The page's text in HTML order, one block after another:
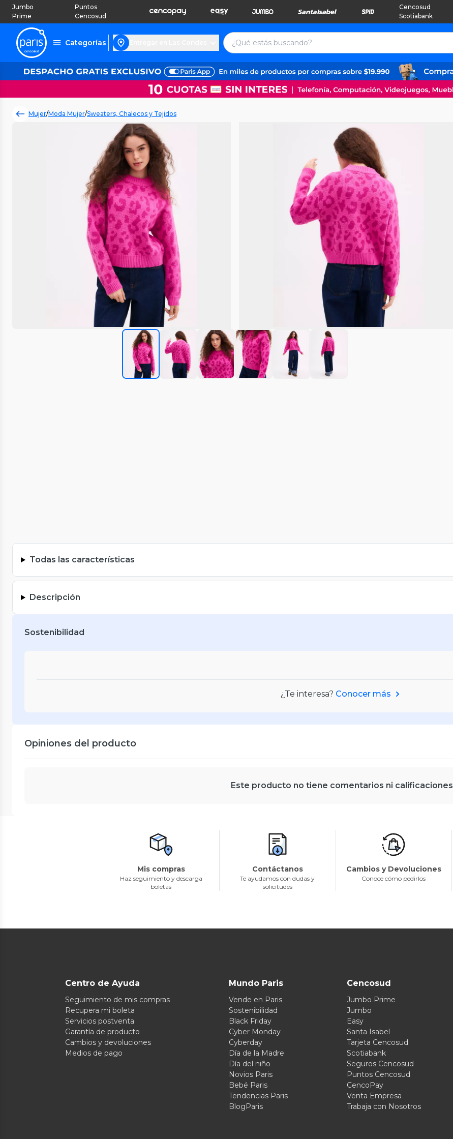
Jumbo
Prime
Puntos
Cencosud
Cencosud
Scotiabank
Categorías
Mujer/Moda Mujer/Sweaters, Chalecos y Tejidos
Todas las características
Descripción
Sostenibilidad
¿Te interesa? Conocer más
Opiniones del producto
Este producto no tiene comentarios ni calificaciones
Mis compras
Haz seguimiento y descarga
boletas
Contáctanos
Te ayudamos con dudas y
solicitudes
Cambios y Devoluciones
Conoce cómo pedirlos
Centro de Ayuda
Seguimiento de mis compras
Recupera mi boleta
Servicios postventa
Garantía de producto
Cambios y devoluciones
Medios de pago
Mundo Paris
Vende en Paris
Sostenibilidad
Black Friday
Cyber Monday
Cyberday
Día de la Madre
Día del niño
Novios Paris
Bebé Paris
Tendencias Paris
BlogParis
Cencosud
Jumbo Prime
Jumbo
Easy
Santa Isabel
Tarjeta Cencosud
Scotiabank
Seguros Cencosud
Puntos Cencosud
CencoPay
Venta Empresa
Trabaja con Nosotros